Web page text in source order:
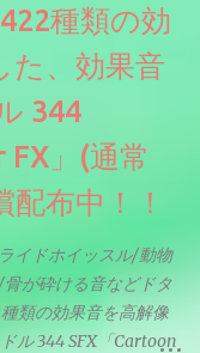
種類の効
た、効果音
344
」(通常
布中！！
イドホイッスル/動物
が砕ける音などドタ
類の効果音を高解像
ル 344 SFX「Cartoon